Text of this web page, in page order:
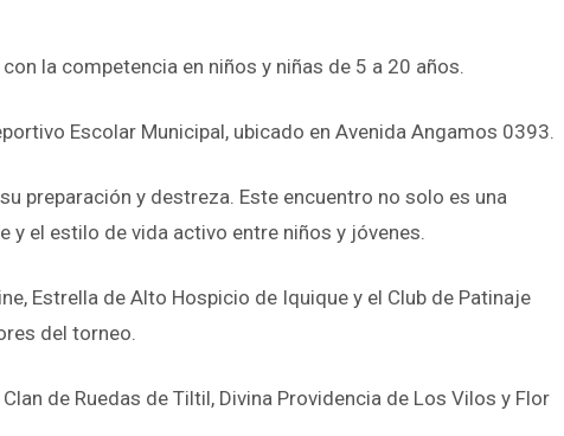
la competencia en niños y niñas de 5 a 20 años.
Escolar Municipal, ubicado en Avenida Angamos 0393.
preparación y destreza. Este encuentro no solo es una
y el estilo de vida activo entre niños y jóvenes.
Estrella de Alto Hospicio de Iquique y el Club de Patinaje
del torneo.
de Ruedas de Tiltil, Divina Providencia de Los Vilos y Flor